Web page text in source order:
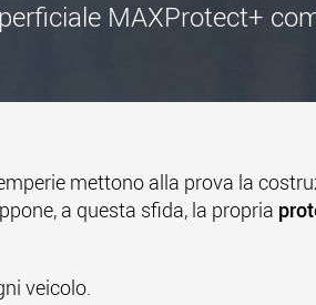
MAXProtect+
mettono alla prova la
a questa sfida, la propria
veicolo.